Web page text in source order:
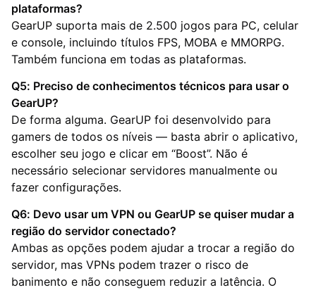
plataformas?
GearUP suporta mais de 2.500 jogos para PC, celular
e console, incluindo títulos FPS, MOBA e MMORPG.
Também funciona em todas as plataformas.
Q5: Preciso de conhecimentos técnicos para usar o
GearUP?
De forma alguma. GearUP foi desenvolvido para
gamers de todos os níveis — basta abrir o aplicativo,
escolher seu jogo e clicar em “Boost”. Não é
necessário selecionar servidores manualmente ou
fazer configurações.
Q6: Devo usar um VPN ou GearUP se quiser mudar a
região do servidor conectado?
Ambas as opções podem ajudar a trocar a região do
servidor, mas VPNs podem trazer o risco de
banimento e não conseguem reduzir a latência. O